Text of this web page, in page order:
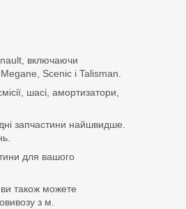
включаючи
Scenic і Talisman.
шасі, амортизатори,
запчастини найшвидше.
для вашого
також можете
з м.